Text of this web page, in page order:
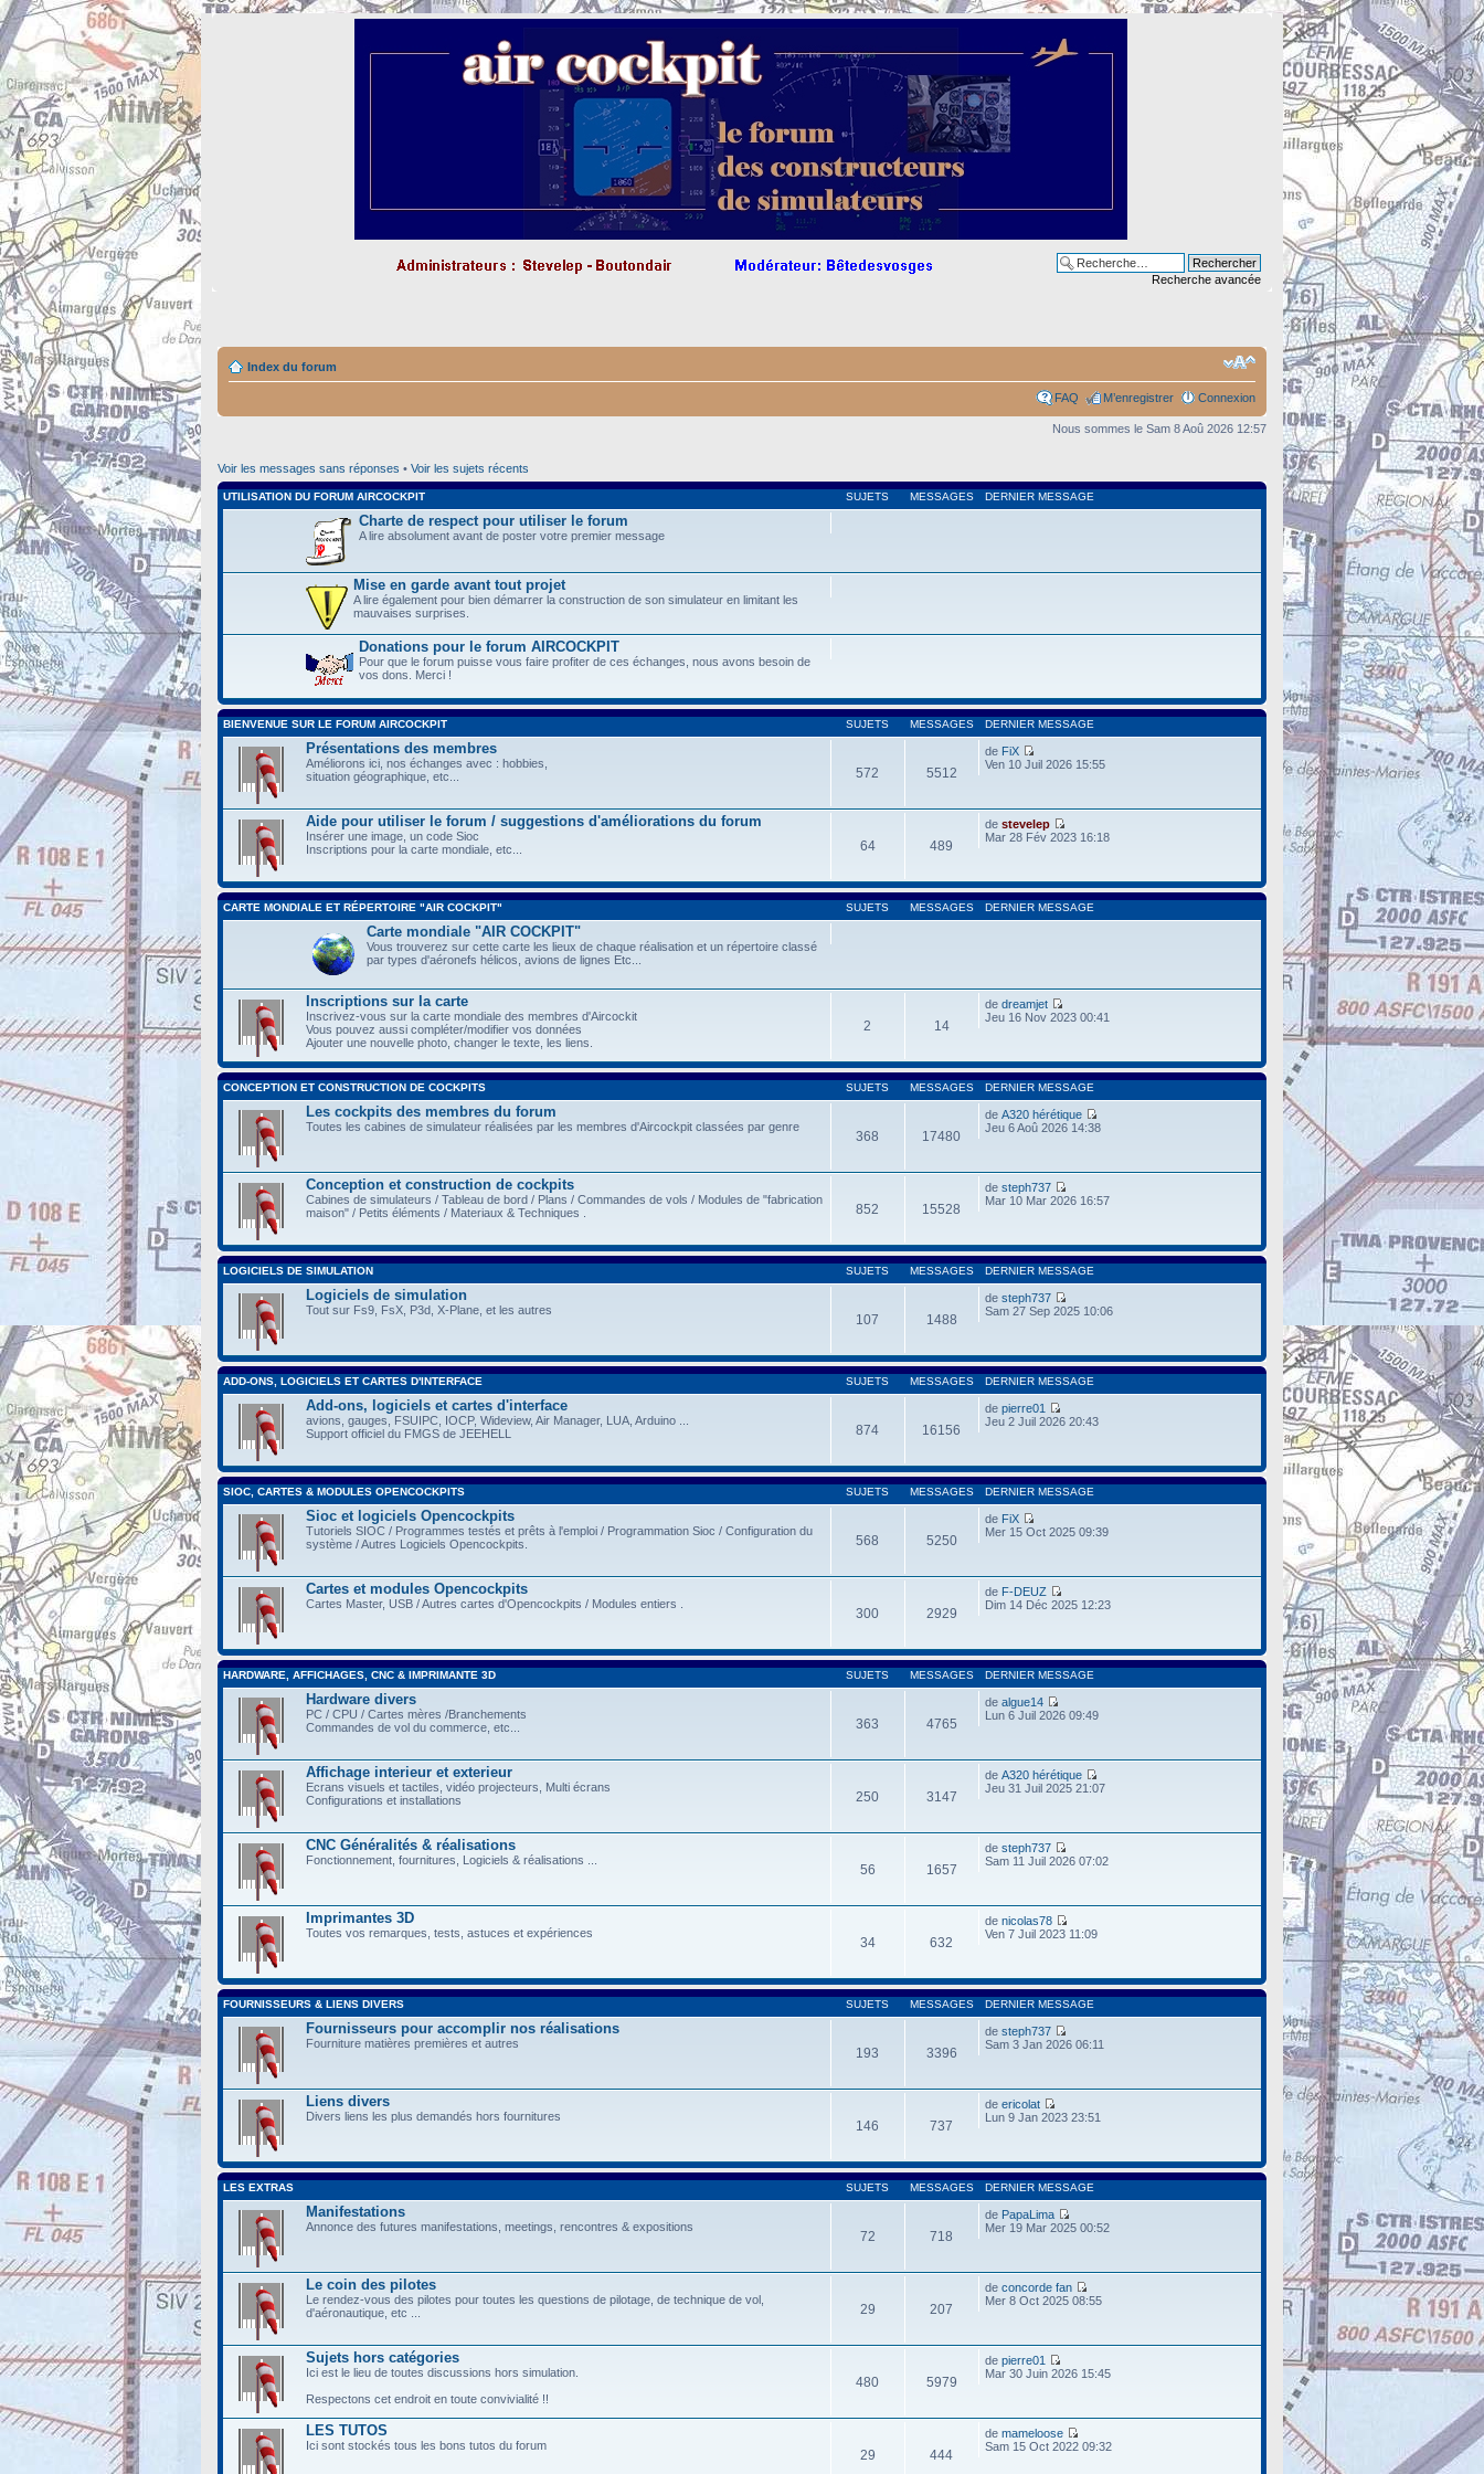
Recherche avancée
Index du forum
FAQ M’enregistrer Connexion
Nous sommes le Sam 8 Aoû 2026 12:57
Voir les messages sans réponses • Voir les sujets récents
UTILISATION DU FORUM AIRCOCKPIT SUJETS MESSAGES DERNIER MESSAGE
Charte de respect pour utiliser le forum
A lire absolument avant de poster votre premier message
Mise en garde avant tout projet
A lire également pour bien démarrer la construction de son simulateur en limitant les
mauvaises surprises.
Donations pour le forum AIRCOCKPIT
Pour que le forum puisse vous faire profiter de ces échanges, nous avons besoin de
vos dons. Merci !
BIENVENUE SUR LE FORUM AIRCOCKPIT SUJETS MESSAGES DERNIER MESSAGE
Présentations des membres
Améliorons ici, nos échanges avec : hobbies,
situation géographique, etc...
572 5512
de FiX
Ven 10 Juil 2026 15:55
Aide pour utiliser le forum / suggestions d'améliorations du forum
Insérer une image, un code Sioc
Inscriptions pour la carte mondiale, etc...
64 489
de stevelep
Mar 28 Fév 2023 16:18
CARTE MONDIALE ET RÉPERTOIRE "AIR COCKPIT" SUJETS MESSAGES DERNIER MESSAGE
Carte mondiale "AIR COCKPIT"
Vous trouverez sur cette carte les lieux de chaque réalisation et un répertoire classé
par types d'aéronefs hélicos, avions de lignes Etc...
Inscriptions sur la carte
Inscrivez-vous sur la carte mondiale des membres d'Aircockit
Vous pouvez aussi compléter/modifier vos données
Ajouter une nouvelle photo, changer le texte, les liens.
2 14
de dreamjet
Jeu 16 Nov 2023 00:41
CONCEPTION ET CONSTRUCTION DE COCKPITS SUJETS MESSAGES DERNIER MESSAGE
Les cockpits des membres du forum
Toutes les cabines de simulateur réalisées par les membres d'Aircockpit classées par genre
368 17480
de A320 hérétique
Jeu 6 Aoû 2026 14:38
Conception et construction de cockpits
Cabines de simulateurs / Tableau de bord / Plans / Commandes de vols / Modules de "fabrication
maison" / Petits éléments / Materiaux & Techniques .
852 15528
de steph737
Mar 10 Mar 2026 16:57
LOGICIELS DE SIMULATION SUJETS MESSAGES DERNIER MESSAGE
Logiciels de simulation
Tout sur Fs9, FsX, P3d, X-Plane, et les autres
107 1488
de steph737
Sam 27 Sep 2025 10:06
ADD-ONS, LOGICIELS ET CARTES D'INTERFACE SUJETS MESSAGES DERNIER MESSAGE
Add-ons, logiciels et cartes d'interface
avions, gauges, FSUIPC, IOCP, Wideview, Air Manager, LUA, Arduino ...
Support officiel du FMGS de JEEHELL
874 16156
de pierre01
Jeu 2 Juil 2026 20:43
SIOC, CARTES & MODULES OPENCOCKPITS SUJETS MESSAGES DERNIER MESSAGE
Sioc et logiciels Opencockpits
Tutoriels SIOC / Programmes testés et prêts à l'emploi / Programmation Sioc / Configuration du
système / Autres Logiciels Opencockpits.
568 5250
de FiX
Mer 15 Oct 2025 09:39
Cartes et modules Opencockpits
Cartes Master, USB / Autres cartes d'Opencockpits / Modules entiers .
300 2929
de F-DEUZ
Dim 14 Déc 2025 12:23
HARDWARE, AFFICHAGES, CNC & IMPRIMANTE 3D SUJETS MESSAGES DERNIER MESSAGE
Hardware divers
PC / CPU / Cartes mères /Branchements
Commandes de vol du commerce, etc...
363 4765
de algue14
Lun 6 Juil 2026 09:49
Affichage interieur et exterieur
Ecrans visuels et tactiles, vidéo projecteurs, Multi écrans
Configurations et installations
250 3147
de A320 hérétique
Jeu 31 Juil 2025 21:07
CNC Généralités & réalisations
Fonctionnement, fournitures, Logiciels & réalisations ...
56 1657
de steph737
Sam 11 Juil 2026 07:02
Imprimantes 3D
Toutes vos remarques, tests, astuces et expériences
34 632
de nicolas78
Ven 7 Juil 2023 11:09
FOURNISSEURS & LIENS DIVERS SUJETS MESSAGES DERNIER MESSAGE
Fournisseurs pour accomplir nos réalisations
Fourniture matières premières et autres
193 3396
de steph737
Sam 3 Jan 2026 06:11
Liens divers
Divers liens les plus demandés hors fournitures
146 737
de ericolat
Lun 9 Jan 2023 23:51
LES EXTRAS SUJETS MESSAGES DERNIER MESSAGE
Manifestations
Annonce des futures manifestations, meetings, rencontres & expositions
72 718
de PapaLima
Mer 19 Mar 2025 00:52
Le coin des pilotes
Le rendez-vous des pilotes pour toutes les questions de pilotage, de technique de vol,
d'aéronautique, etc ...
29 207
de concorde fan
Mer 8 Oct 2025 08:55
Sujets hors catégories
Ici est le lieu de toutes discussions hors simulation.
Respectons cet endroit en toute convivialité !!
480 5979
de pierre01
Mar 30 Juin 2026 15:45
LES TUTOS
Ici sont stockés tous les bons tutos du forum
29 444
de mameloose
Sam 15 Oct 2022 09:32